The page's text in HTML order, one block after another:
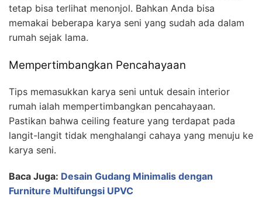
tetap bisa terlihat menonjol. Bahkan Anda bisa
memakai beberapa karya seni yang sudah ada dalam
rumah sejak lama.
Mempertimbangkan Pencahayaan
Tips memasukkan karya seni untuk desain interior
rumah ialah mempertimbangkan pencahayaan.
Pastikan bahwa ceiling feature yang terdapat pada
langit-langit tidak menghalangi cahaya yang menuju ke
karya seni.
Baca Juga: Desain Gudang Minimalis dengan
Furniture Multifungsi UPVC